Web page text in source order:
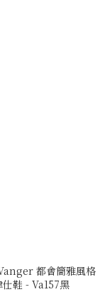
都會簡雅風格
仕鞋 - Va157黑